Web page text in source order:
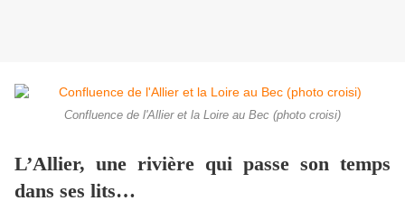
Confluence de l'Allier et la Loire au Bec (photo croisi)
L’Allier, une rivière qui passe son temps
dans ses lits…